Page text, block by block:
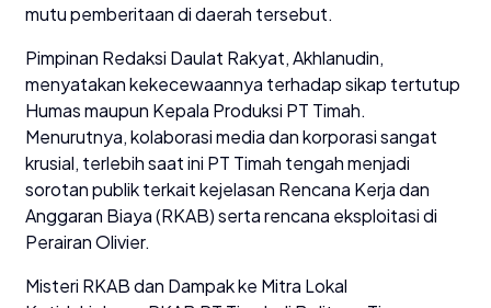
mutu pemberitaan di daerah tersebut.
Pimpinan Redaksi Daulat Rakyat, Akhlanudin,
menyatakan kekecewaannya terhadap sikap tertutup
Humas maupun Kepala Produksi PT Timah.
Menurutnya, kolaborasi media dan korporasi sangat
krusial, terlebih saat ini PT Timah tengah menjadi
sorotan publik terkait kejelasan Rencana Kerja dan
Anggaran Biaya (RKAB) serta rencana eksploitasi di
Perairan Olivier.
Misteri RKAB dan Dampak ke Mitra Lokal